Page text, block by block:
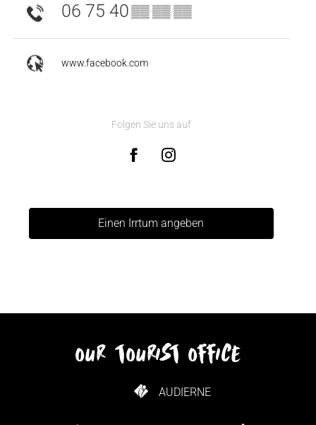
06 75 40▒▒ ▒▒ ▒▒
www.facebook.com
Folgen Sie uns auf
Einen Irrtum angeben
our tourist office
AUDIERNE